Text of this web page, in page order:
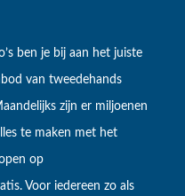
ben je bij aan het juiste
van tweedehands
zijn er miljoenen
te maken met het
op
Voor iedereen zo als